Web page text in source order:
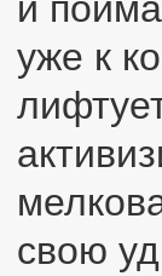
уже к
свою